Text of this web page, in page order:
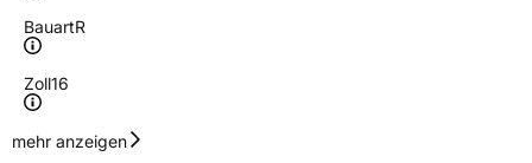
BauartR
Zoll16
Geschwindigkeitsindex
mehr anzeigen